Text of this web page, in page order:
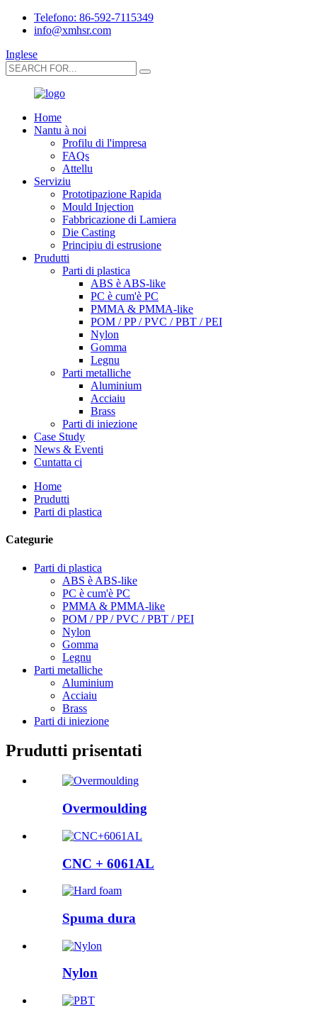
Telefono: 86-592-7115349
info@xmhsr.com
Inglese
Home
Nantu à noi
Profilu di l'impresa
FAQs
Attellu
Serviziu
Prototipazione Rapida
Mould Injection
Fabbricazione di Lamiera
Die Casting
Principiu di estrusione
Prudutti
Parti di plastica
ABS è ABS-like
PC è cum'è PC
PMMA & PMMA-like
POM / PP / PVC / PBT / PEI
Nylon
Gomma
Legnu
Parti metalliche
Aluminium
Acciaiu
Brass
Parti di iniezione
Case Study
News & Eventi
Cuntatta ci
Home
Prudutti
Parti di plastica
Categurie
Parti di plastica
ABS è ABS-like
PC è cum'è PC
PMMA & PMMA-like
POM / PP / PVC / PBT / PEI
Nylon
Gomma
Legnu
Parti metalliche
Aluminium
Acciaiu
Brass
Parti di iniezione
Prudutti prisentati
Overmoulding
CNC + 6061AL
Spuma dura
Nylon